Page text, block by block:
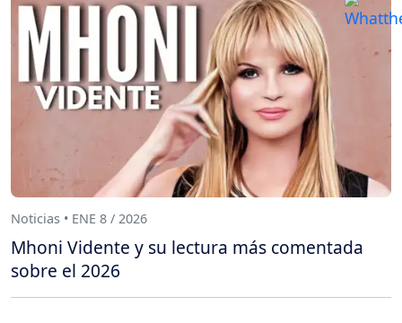
Noticias • ENE 8 / 2026
Mhoni Vidente y su lectura más comentada
sobre el 2026